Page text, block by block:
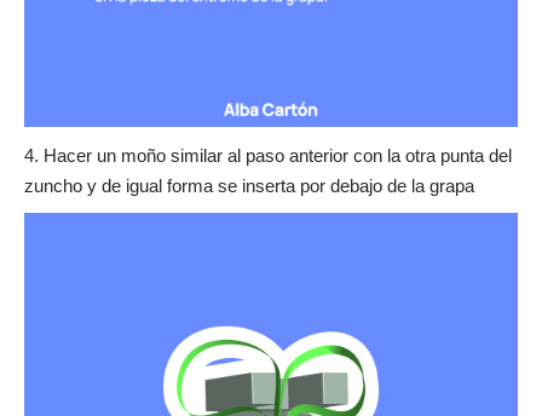
4. Hacer un moño similar al paso anterior con la otra punta del
zuncho y de igual forma se inserta por debajo de la grapa